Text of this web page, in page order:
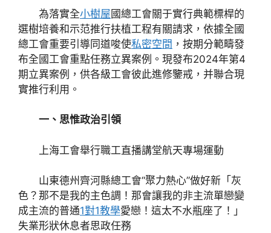
為落實全小樹屋國總工會關于實行典範標桿的
選樹培養和示范推行扶植工程有關請求，依據全國
總工會重要引導同道唆使私密空間 ，按期分範疇發
布全國工會重點任務立異案例。現發布2024年第4
期立異案例，供各級工會彼此進修鑒戒，并聯合現
實推行利用。
一、思惟政治引領
上海工會舉行職工直播講堂航天專場運動
山東德州齊河縣總工會“聚力熱心”做好新「灰
色？那不是我的主色調！那會讓我的非主流單戀變
成主流的普通1對1教學愛戀！這太不水瓶座了！」
失業形狀休息者思政任務